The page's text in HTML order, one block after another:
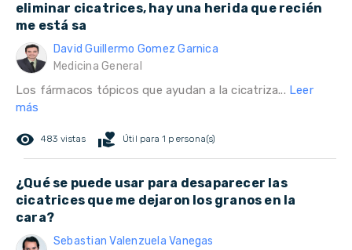
eliminar cicatrices, hay una herida que recién
me está sa
David Guillermo Gomez Garnica
Medicina General
Los fármacos tópicos que ayudan a la cicatriza... Leer
más
remove_red_eye 483 vistas volunteer_activism Útil para 1 persona(s)
¿Qué se puede usar para desaparecer las
cicatrices que me dejaron los granos en la
cara?
Sebastian Valenzuela Vanegas